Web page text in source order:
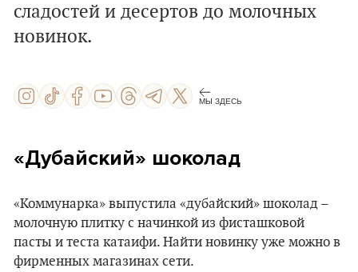
сладостей и десертов до молочных
новинок.
МЫ ЗДЕСЬ
«Дубайский» шоколад
«Коммунарка» выпустила «дубайский» шоколад –
молочную плитку с начинкой из фисташковой
пасты и теста катаифи. Найти новинку уже можно в
фирменных магазинах сети.